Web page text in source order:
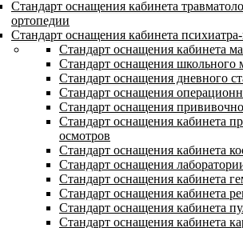
Стандарт оснащения кабинета
ортопедии
Стандарт оснащения кабинета
Стандарт оснащения кабинета
Стандарт оснащения школьного
Стандарт оснащения дневного
Стандарт оснащения
Стандарт оснащения
Стандарт оснащения кабинета
осмотров
Стандарт оснащения кабинета
Стандарт оснащения
Стандарт оснащения кабинета
Стандарт оснащения кабинета
Стандарт оснащения кабинета
Стандарт оснащения кабинета